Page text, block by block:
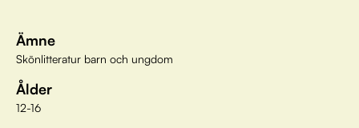
Ämne
Skönlitteratur barn och ungdom
Ålder
12-16